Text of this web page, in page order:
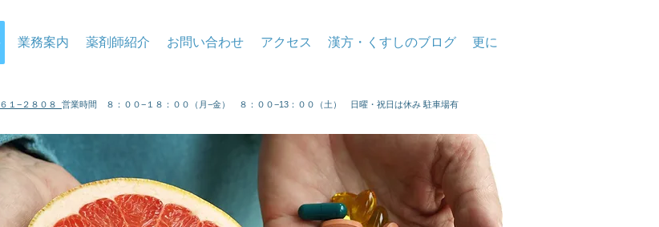
業務案内 薬剤師紹介 お問い合わせ アクセス 漢方・くすしのブログ 更に
１−２８０８ 営業時間 ８：００−１８：００（月−金） ８：００−13：００（土） 日曜・祝日は休み 駐車場有